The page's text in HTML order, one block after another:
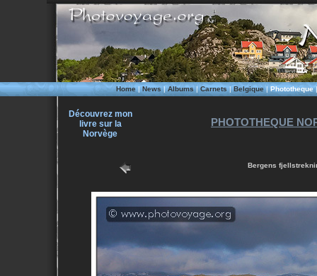
Home|News|Albums|Carnets|Belgique|Phototheque
Découvrez mon
livre sur la
Norvège
PHOTOTHEQUE
Bergens